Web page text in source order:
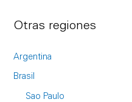
Otras regiones
Argentina
Brasil
Sao Paulo